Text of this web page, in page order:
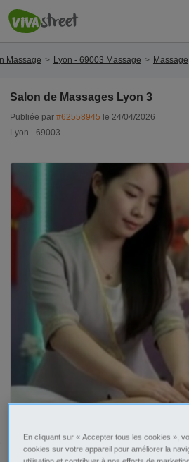
Massage Lyon - 69003 Massage Massage
Salon de Massages Lyon 3
Publiée par #62558945 le 24/04/2026
Lyon - 69003
En cliquant sur « Accepter tous les cookies »,
cookies sur votre appareil pour améliorer la